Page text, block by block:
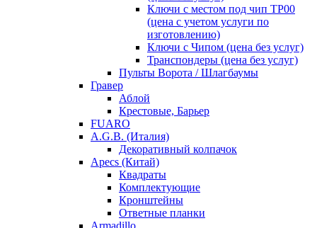
Ключи с местом под чип TP00
(цена с учетом услуги по
изготовлению)
Ключи с Чипом (цена без услуг)
Транспондеры (цена без услуг)
Пульты Ворота / Шлагбаумы
Гравер
Аблой
Крестовые, Барьер
FUARO
A.G.B. (Италия)
Декоративный колпачок
Apecs (Китай)
Квадраты
Комплектующие
Кронштейны
Ответные планки
Armadillo